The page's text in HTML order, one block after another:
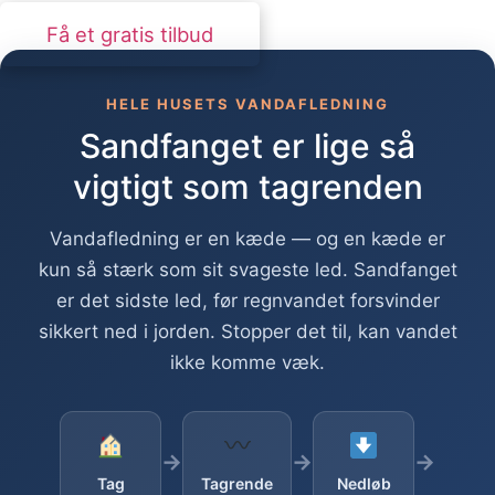
Få et gratis tilbud
HELE HUSETS VANDAFLEDNING
Sandfanget er lige så
vigtigt som tagrenden
Vandafledning er en kæde — og en kæde er
kun så stærk som sit svageste led. Sandfanget
er det sidste led, før regnvandet forsvinder
sikkert ned i jorden. Stopper det til, kan vandet
ikke komme væk.
Tag
→
Tagrende
→
Nedløb
→